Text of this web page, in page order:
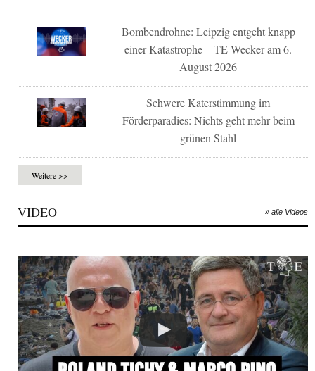
Bombendrohne: Leipzig entgeht knapp
einer Katastrophe – TE-Wecker am 6.
August 2026
Schwere Katerstimmung im
Förderparadies: Nichts geht mehr beim
grünen Stahl
Weitere >>
VIDEO » alle Videos